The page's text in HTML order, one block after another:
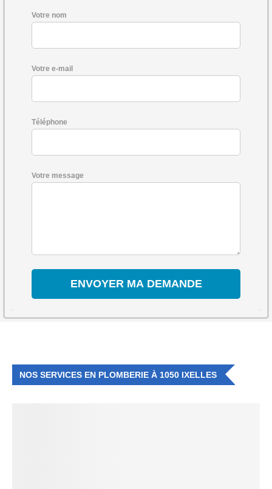
Votre nom
Votre e-mail
Téléphone
Votre message
NOS SERVICES EN PLOMBERIE À 1050 IXELLES